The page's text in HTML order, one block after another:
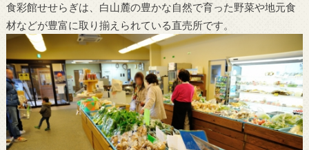
食彩館せせらぎは、白山麓の豊かな自然で育った野菜や地元食
材などが豊富に取り揃えられている直売所です。